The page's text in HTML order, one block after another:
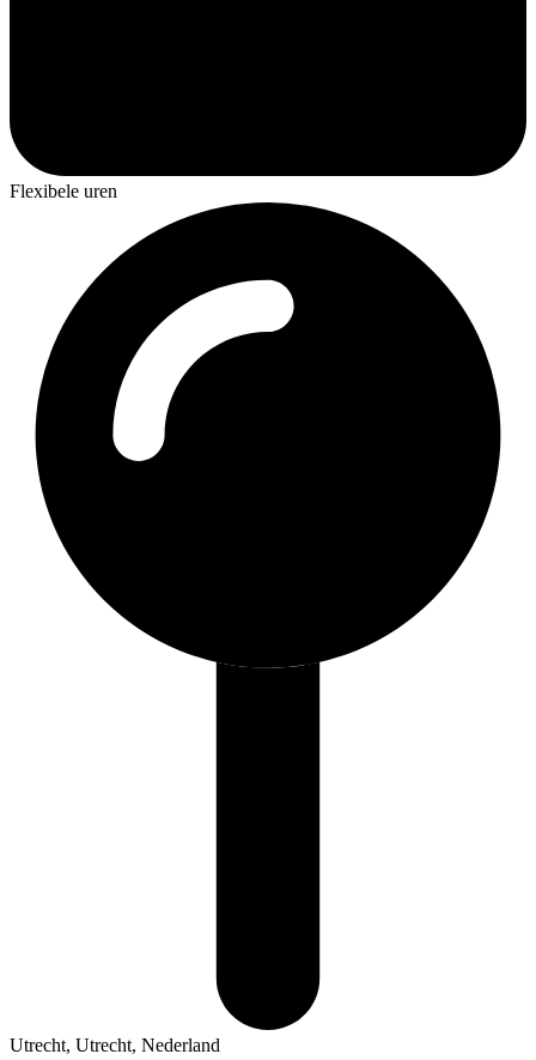
Flexibele uren
Utrecht, Utrecht, Nederland